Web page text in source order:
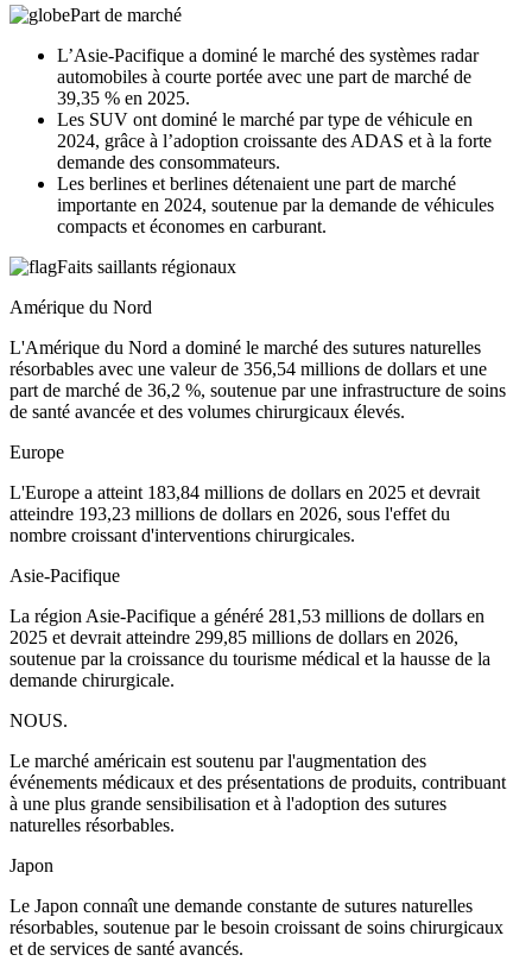
Part de marché
L’Asie-Pacifique a dominé le marché des systèmes radar
automobiles à courte portée avec une part de marché de
39,35 % en 2025.
Les SUV ont dominé le marché par type de véhicule en
2024, grâce à l’adoption croissante des ADAS et à la forte
demande des consommateurs.
Les berlines et berlines détenaient une part de marché
importante en 2024, soutenue par la demande de véhicules
compacts et économes en carburant.
Faits saillants régionaux
Amérique du Nord
L'Amérique du Nord a dominé le marché des sutures naturelles
résorbables avec une valeur de 356,54 millions de dollars et une
part de marché de 36,2 %, soutenue par une infrastructure de soins
de santé avancée et des volumes chirurgicaux élevés.
Europe
L'Europe a atteint 183,84 millions de dollars en 2025 et devrait
atteindre 193,23 millions de dollars en 2026, sous l'effet du
nombre croissant d'interventions chirurgicales.
Asie-Pacifique
La région Asie-Pacifique a généré 281,53 millions de dollars en
2025 et devrait atteindre 299,85 millions de dollars en 2026,
soutenue par la croissance du tourisme médical et la hausse de la
demande chirurgicale.
NOUS.
Le marché américain est soutenu par l'augmentation des
événements médicaux et des présentations de produits, contribuant
à une plus grande sensibilisation et à l'adoption des sutures
naturelles résorbables.
Japon
Le Japon connaît une demande constante de sutures naturelles
résorbables, soutenue par le besoin croissant de soins chirurgicaux
et de services de santé avancés.